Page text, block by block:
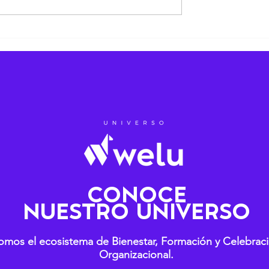
CONOCE
NUESTRO UNIVERSO
el ecosistema de Bienestar, Formación y
Organizacional.